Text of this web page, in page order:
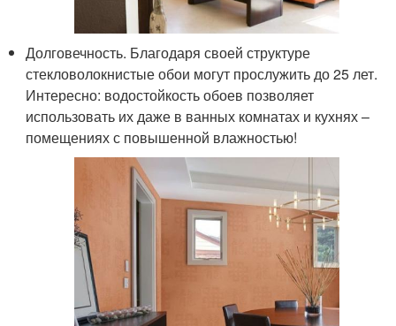
Долговечность. Благодаря своей структуре
стекловолокнистые обои могут прослужить до 25 лет.
Интересно: водостойкость обоев позволяет
использовать их даже в ванных комнатах и кухнях –
помещениях с повышенной влажностью!